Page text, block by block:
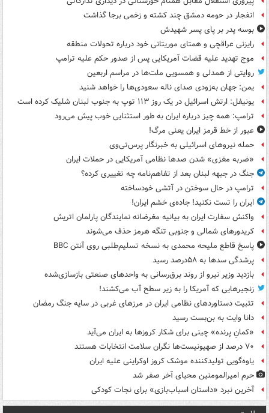
انفجار در حومه دمشق چند کشته و زخمی برجا گذاشت
بوسه‌ پدر بر پای پسر شهیدش
رایزنی عراقچی و همتای موریتانی خود درباره تحولات منطقه
موج تهدید علیه قضات آمریکایی پس از صدور حکم علیه ترامپ
روایتی از همدلی و همسویی ملت‌ها در مراسم اربعین
یمن: جهان به‌زودی صدای ناله سعودی‌ها را خواهد شنید
یونیفل: ارتش اسرائیل در یک روز ۱۱۳ توپ به جنوب لبنان شلیک کرده است
ترامپ: همه چیز درباره ایران به طور استثنایی خوب پیش می‌رود
عبور از خط قرمز ایران یعنی مرگ!
حمله نیروهای اسرائیلی به خبرنگار پرس‌تی‌وی
«ضربه مغزی» شدن صدها نظامی آمریکایی در حملات ایران
جنگ در جبهه لبنان بعد از تفاهم‌نامه چه تغییری کرده؟
ترامپ در حال سوختن در آتشی خودساخته
ایران را تست نکنید! جاده‌ی خشم ایران!
واکنش سفارت ایران به بیانیه مغرضانه نمایندگان پارلمان اتریش
کریدورهای شمالی و جنوبی تنگه هرمز حذف می‌شوند
پاسخ قاطع ملیحه محمدی به نسخه تسلیم‌طلبی روی آنتن BBC
پرشدگی سدها به ۵۸درصد رسید
بازدید وزیر نیرو از روند برق‌رسانی به واحدهای صنعتی بازسازی‌شده
زنجیرهایی که آمریکا را به زیر سطح آب می‌کشند!
تثبیت دستاوردهای نظامی ایران در مرزهای غربی در سایه جنگ رمضان
دانا وایت به بن‌بست رسید
«کمانِ پرنده» چینی برای شکار کروزها به ایران می‌آید
۷۰ درصد از صهیونیست‌ها نگران سلامت انتخابات هستند
یاوه‌گویی تولیدکننده موشک کروز اوکراینی علیه ایران
حرم امیرالمومنین محیای آخر صفر شد
آخرین نبرد «داستان اسباب‌بازی» برای نجات کودکی